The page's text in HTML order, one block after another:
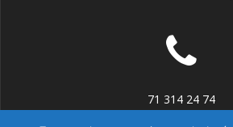
71 314 24 74